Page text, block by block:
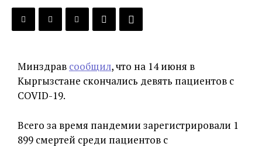
Кыргызстана
Минздрав сообщил, что на 14 июня в
Кыргызстане скончались девять пациентов с
COVID-19.
Всего за время пандемии зарегистрировали 1
899 смертей среди пациентов с